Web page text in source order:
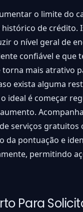
o limite do
de crédito.
o nível geral de
confiável e que
mais atrativo
exista alguma
ideal é começar
serviços gratuitos
da pontuação e
permitindo
Para